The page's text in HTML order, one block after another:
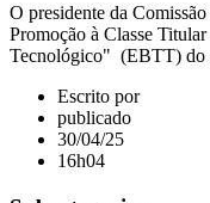
O presidente da
Promoção à Classe
Tecnológico" (EBTT) do
Escrito por
publicado
30/04/25
16h04